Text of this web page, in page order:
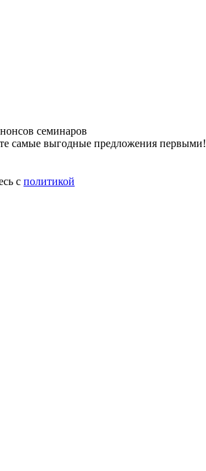
семинаров
самые выгодные предложения первыми!
с политикой